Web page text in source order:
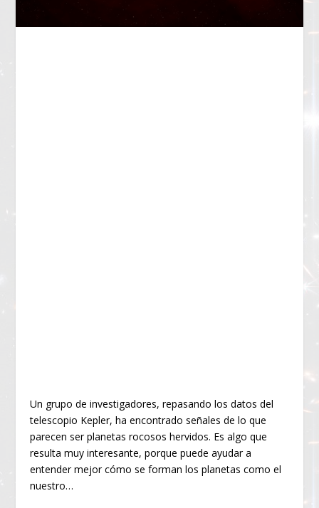
Un grupo de investigadores, repasando los datos del
telescopio Kepler, ha encontrado señales de lo que
parecen ser planetas rocosos hervidos. Es algo que
resulta muy interesante, porque puede ayudar a
entender mejor cómo se forman los planetas como el
nuestro…